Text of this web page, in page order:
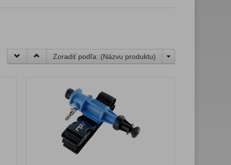
Zoradiť podľa: (Názvu produktu)